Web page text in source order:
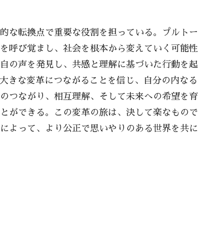
な転換点で重要な役割を担っている。プルトー
呼び覚まし、社会を根本から変えていく可能性
の声を発見し、共感と理解に基づいた行動を起
な変革につながることを信じ、自分の内なる
つながり、相互理解、そして未来への希望を育
ができる。この変革の旅は、決して楽なもので
よって、より公正で思いやりのある世界を共に